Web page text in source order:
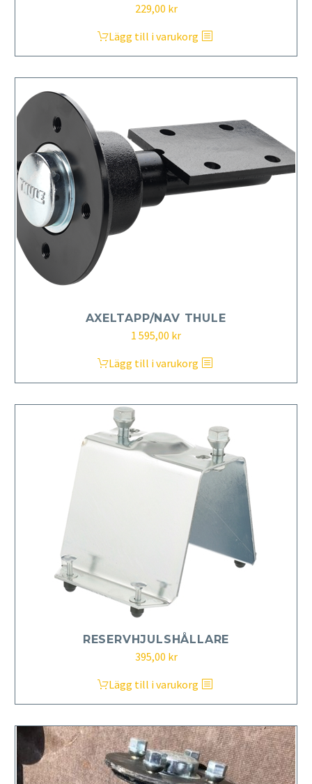
229,00 kr
Lägg till i varukorg
AXELTAPP/NAV THULE
1 595,00 kr
Lägg till i varukorg
RESERVHJULSHÅLLARE
395,00 kr
Lägg till i varukorg